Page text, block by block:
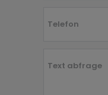
Telefon
Text abfrage